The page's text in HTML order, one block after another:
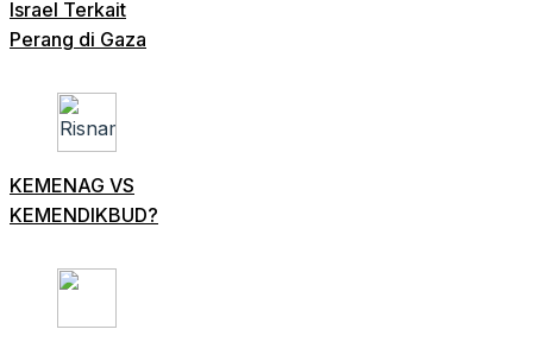
Israel Terkait
Perang di Gaza
KEMENAG VS
KEMENDIKBUD?